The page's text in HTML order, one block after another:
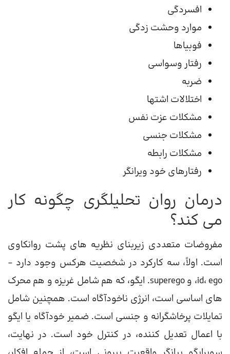
افسردگی
موارد وحشت زدگی
فوبیاها
رفتار وسواسی
ضربه
اختلالات اشتها
مشکلات عزت نفس
مشکلات جنسی
مشکلات رابطه
رفتارهای خود ویرانگر
درمان روان تحلیلگری چگونه کار
می کند؟
مفروضات متعددی زیربنای نظریه های پشت روانکاوی
است. اولاً، سه کارکرد در شخصیت هرکس وجود دارد –
id، ego، و superego. ایگو، که هم شامل غریزه و هم محرک
های اساسی است، انرژی ناخودآگاه است. همچنین شامل
تمایلات پرخاشگرانه و جنسی است. ضمیر خودآگاه یا ایگو
با اعمال تعدیل کننده، در کنترل خود است. در نهایت،